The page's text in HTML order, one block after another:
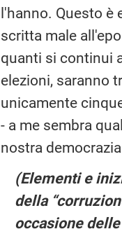
l'hanno. Questo è
scritta male
quanti si continui
elezioni, saranno
unicamente
- a me sembra
nostra
(Elementi e
della
occasione